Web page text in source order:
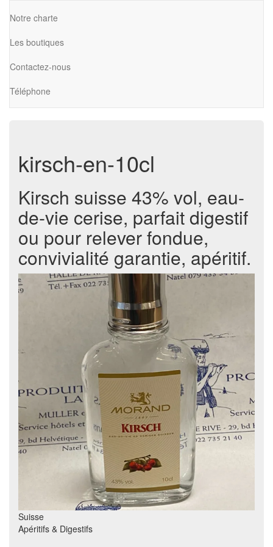
Notre charte
Les boutiques
Contactez-nous
Téléphone
kirsch-en-10cl
Kirsch suisse 43% vol, eau-
de-vie cerise, parfait digestif
ou pour relever fondue,
convivialité garantie, apéritif.
Suisse
Apéritifs & Digestifs